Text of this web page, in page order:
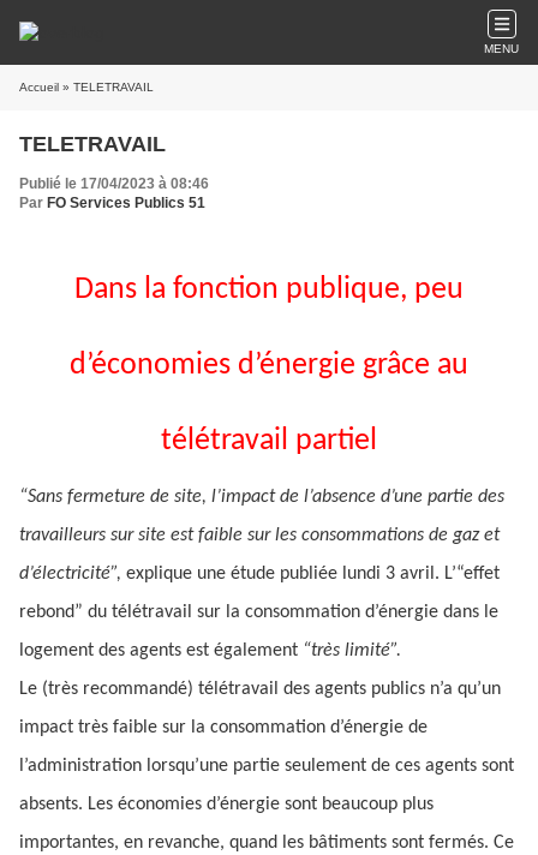
MENU
Accueil » TELETRAVAIL
TELETRAVAIL
Publié le 17/04/2023 à 08:46
Par FO Services Publics 51
Dans la fonction publique, peu
d’économies d’énergie grâce au
télétravail partiel
“Sans fermeture de site, l’impact de l’absence d’une partie des
travailleurs sur site est faible sur les consommations de gaz et
d’électricité”, explique une étude publiée lundi 3 avril. L’“effet
rebond” du télétravail sur la consommation d’énergie dans le
logement des agents est également “très limité”.
Le (très recommandé) télétravail des agents publics n’a qu’un
impact très faible sur la consommation d’énergie de
l’administration lorsqu’une partie seulement de ces agents sont
absents. Les économies d’énergie sont beaucoup plus
importantes, en revanche, quand les bâtiments sont fermés. Ce